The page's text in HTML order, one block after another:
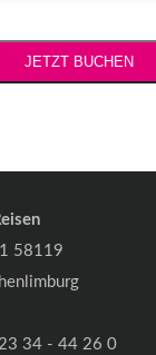
JETZT BUCHEN
58119
34 - 44 26 0